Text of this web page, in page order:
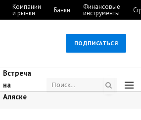
Компании
и рынки Банки Финансовые
инструменты
ПОДПИСАТЬСЯ
Встреча
на
Аляске